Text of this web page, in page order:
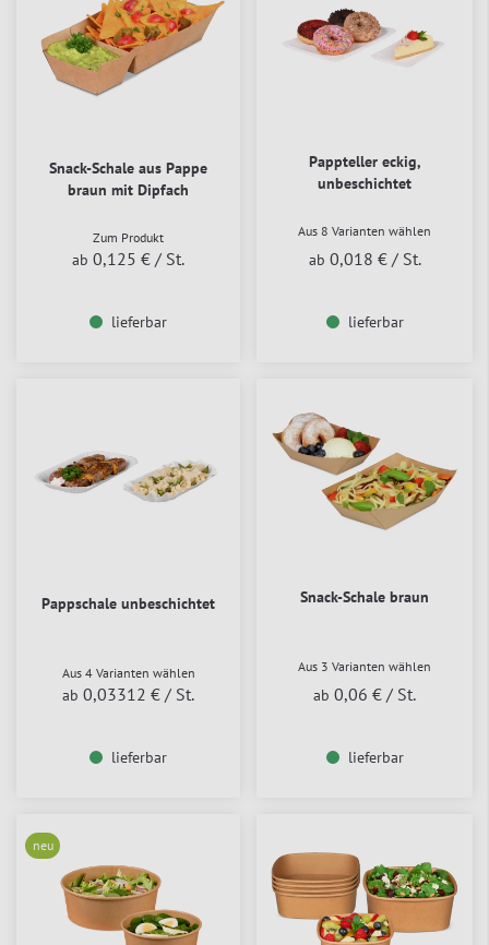
Snack-Schale aus Pappe
braun mit Dipfach
Zum Produkt
ab 0,125 € / St.
lieferbar
Pappteller eckig,
unbeschichtet
Aus 8 Varianten wählen
ab 0,018 € / St.
lieferbar
Pappschale unbeschichtet
Aus 4 Varianten wählen
ab 0,03312 € / St.
lieferbar
Snack-Schale braun
Aus 3 Varianten wählen
ab 0,06 € / St.
lieferbar
neu